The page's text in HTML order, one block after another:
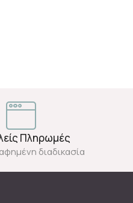
Πληρωμές
διαδικασία